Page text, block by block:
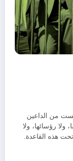
من الداعين
رؤسائها، ولا
هذه القاعدة.